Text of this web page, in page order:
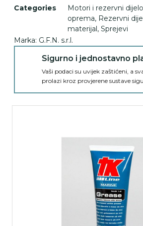
Categories
Motori i rezervni
oprema, Rezervni
materijal, Sprejevi
Marka: G.F.N. s.r.l.
Sigurno i jednostavno
Vaši podaci su uvijek zaštićeni, a
prolazi kroz provjerene sustave